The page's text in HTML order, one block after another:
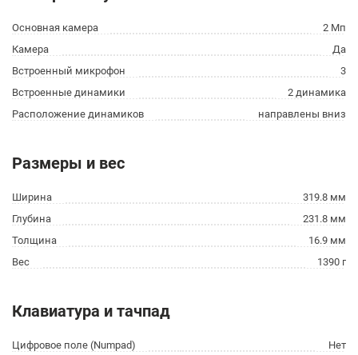
Основная камера
2 Мп
Камера
Да
Встроенный микрофон
3
Встроенные динамики
2 динамика
Расположение динамиков
направлены вниз
Размеры и вес
Ширина
319.8 мм
Глубина
231.8 мм
Толщина
16.9 мм
Вес
1390 г
Клавиатура и тачпад
Цифровое поле (Numpad)
Нет